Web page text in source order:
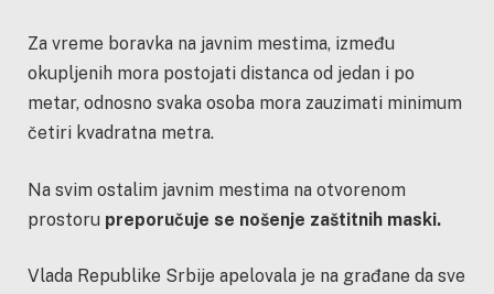
Za vreme boravka na javnim mestima, između
okupljenih mora postojati distanca od jedan i po
metar, odnosno svaka osoba mora zauzimati minimum
četiri kvadratna metra.
Na svim ostalim javnim mestima na otvorenom
prostoru preporučuje se nošenje zaštitnih maski.
Vlada Republike Srbije apelovala je na građane da sve